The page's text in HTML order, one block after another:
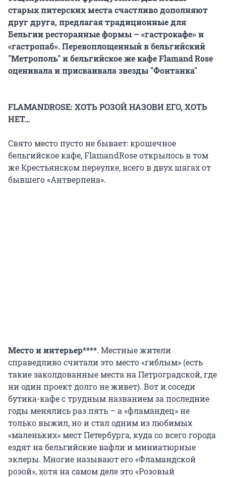
старых питерских места счастливо дополняют
друг друга, предлагая традиционные для
Бельгии ресторанные формы – «гастрокафе» и
«гастропаб».Перевоплощенный в бельгийский
"Метрополь" и бельгийское же кафе Flamand Rose
оценивала и присваивала звезды "Фонтанка"
FLAMANDROSE: ХОТЬ РОЗОЙ НАЗОВИ ЕГО, ХОТЬ
НЕТ…
Свято место пусто не бывает: крошечное
бельгийское кафе, FlamandRose открылось в том
же Крестьянском переулке, всего в двух шагах от
бывшего «Антверпена».
Место и интерьер****. Местные жители
справедливо считали это место «гиблым» (есть
такие заколдованные места на Петроградской, где
ни один проект долго не живет). Вот и соседи
бутика-кафе с трудным названием за последние
годы менялись раз пять – а «фламандец» не
только выжил, но и стал одним из любимых
«маленьких» мест Петербурга, куда со всего города
ездят на бельгийские вафли и миниатюрные
эклеры. Многие называют его «Фламандской
розой», хотя на самом деле это «Розовый